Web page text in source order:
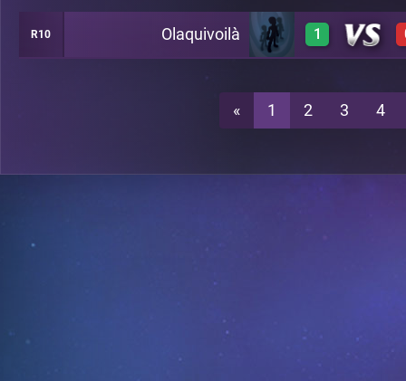
3 A14
R10 Olaquivoilà 1
« 1 2 3 4